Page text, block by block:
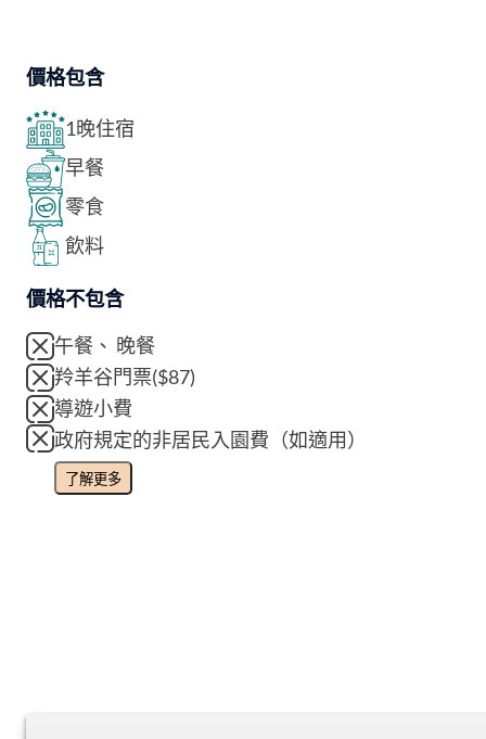
價格包含
1晚住宿
早餐
零食
飲料
價格不包含
午餐、 晚餐
羚羊谷門票($87)
導遊小費
政府規定的非居民入園費（如適用）
了解更多